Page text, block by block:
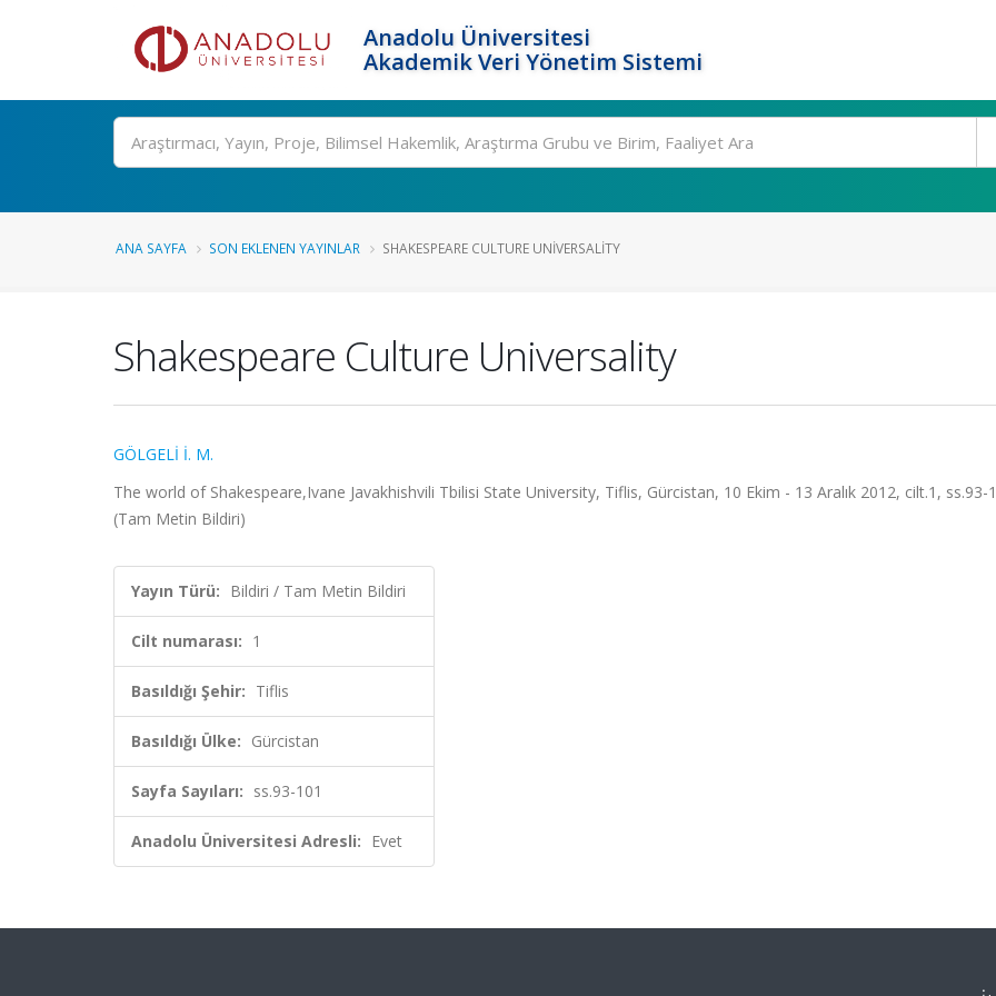
Anadolu Üniversitesi
Akademik Veri Yönetim Sistemi
Ara
ANA SAYFA SON EKLENEN YAYINLAR SHAKESPEARE CULTURE UNIVERSALITY
Shakespeare Culture Universality
GÖLGELİ İ. M.
The world of Shakespeare,Ivane Javakhishvili Tbilisi State University, Tiflis, Gürcistan, 10 Ekim - 13 Aralık 2012, cilt.1, ss.93-
(Tam Metin Bildiri)
Yayın Türü: Bildiri / Tam Metin Bildiri
Cilt numarası: 1
Basıldığı Şehir: Tiflis
Basıldığı Ülke: Gürcistan
Sayfa Sayıları: ss.93-101
Anadolu Üniversitesi Adresli: Evet